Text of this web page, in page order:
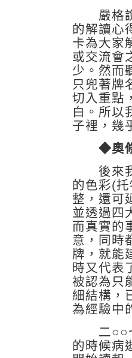
嚴格說
的解讀心
卡為大家
或交流會
少。然而
只兜著牌
切入重點
白。所以
子裡，幾
◆奧
後來我
的色彩(
整，還可
並透過四
而真實的
意，同時
牌，就能
時又代表
被認為只
細結構，
為經驗中
二○○七
的時候病